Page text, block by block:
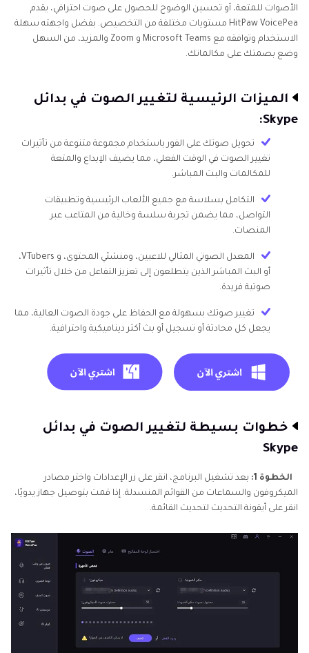
الأصوات للمتعة، أو تحسين الوضوح للحصول على صوت احترافي، يقدم
HitPaw VoicePea مستويات مختلفة من التخصيص. بفضل واجهته سهلة
الاستخدام وتوافقه مع Microsoft Teams و Zoom والمزيد، من السهل
وضع بصمتك على مكالماتك.
الميزات الرئيسية لتغيير الصوت في بدائل
Skype:
تحويل صوتك على الفور باستخدام مجموعة متنوعة من تأثيرات
تغيير الصوت في الوقت الفعلي، مما يضيف الإبداع والمتعة
للمكالمات والبث المباشر.
التكامل بسلاسة مع جميع الألعاب الرئيسية وتطبيقات
التواصل، مما يضمن تجربة سلسة وخالية من المتاعب عبر
المنصات.
المعدل الصوتي المثالي للاعبين، ومنشئي المحتوى، و VTubers،
أو البث المباشر الذين يتطلعون إلى تعزيز التفاعل من خلال تأثيرات
صوتية فريدة.
تغيير صوتك بسهولة مع الحفاظ على جودة الصوت العالية، مما
يجعل كل محادثة أو تسجيل أو بث أكثر ديناميكية واحترافية.
خطوات بسيطة لتغيير الصوت في بدائل
Skype
الخطوة 1:
بعد تشغيل البرنامج، انقر على زر الإعدادات واختر مصادر
الميكروفون والسماعات من القوائم المنسدلة. إذا قمت بتوصيل جهاز يدويًا،
انقر على أيقونة التحديث لتحديث القائمة.